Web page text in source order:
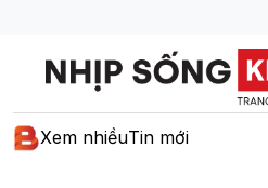
Xem nhiềuTin mới